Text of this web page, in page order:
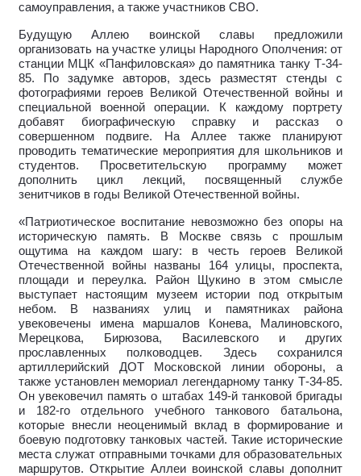
самоуправления, а также участников СВО.
Будущую Аллею воинской славы предложили
организовать на участке улицы Народного Ополчения: от
станции МЦК «Панфиловская» до памятника танку Т-34-
85. По задумке авторов, здесь разместят стенды с
фотографиями героев Великой Отечественной войны и
специальной военной операции. К каждому портрету
добавят биографическую справку и рассказ о
совершенном подвиге. На Аллее также планируют
проводить тематические мероприятия для школьников и
студентов. Просветительскую программу может
дополнить цикл лекций, посвященный службе
зенитчиков в годы Великой Отечественной войны.
«Патриотическое воспитание невозможно без опоры на
историческую память. В Москве связь с прошлым
ощутима на каждом шагу: в честь героев Великой
Отечественной войны названы 164 улицы, проспекта,
площади и переулка. Район Щукино в этом смысле
выступает настоящим музеем истории под открытым
небом. В названиях улиц и памятниках района
увековечены имена маршалов Конева, Малиновского,
Мерецкова, Бирюзова, Василевского и других
прославленных полководцев. Здесь сохранился
артиллерийский ДОТ Московской линии обороны, а
также установлен мемориал легендарному танку Т-34-85.
Он увековечил память о штабах 149-й танковой бригады
и 182-го отдельного учебного танкового батальона,
которые внесли неоценимый вклад в формирование и
боевую подготовку танковых частей. Такие исторические
места служат отправными точками для образовательных
маршрутов. Открытие Аллеи воинской славы дополнит